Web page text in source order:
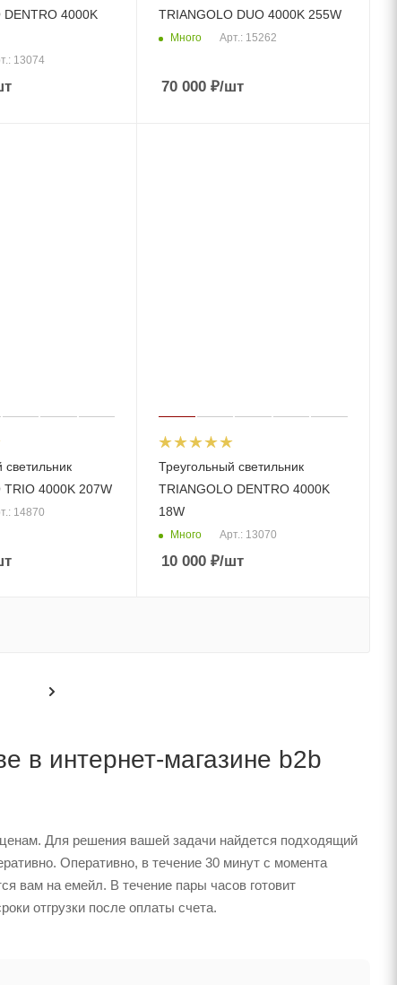
DENTRO 4000K
13074
TRIANGOLO DUО 4000K 255W
Много Арт.: 15262
70 000 ₽/шт
светильник
TRIO 4000K 207W
14870
Треугольный светильник
TRIANGOLO DENTRO 4000K
18W
Много Арт.: 13070
10 000 ₽/шт
в интернет-магазине b2b
Для решения вашей задачи найдется подходящий
Оперативно, в течение 30 минут с момента
вам на емейл. В течение пары часов готовит
отгрузки после оплаты счета.